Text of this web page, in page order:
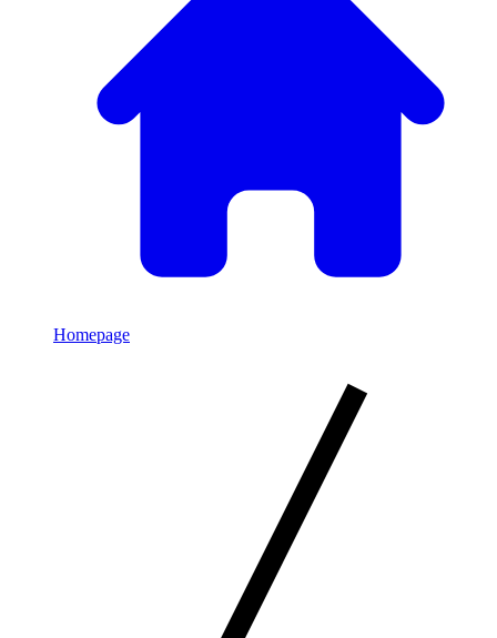
Homepage